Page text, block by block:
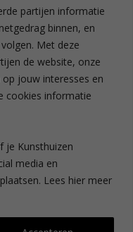
partijen informatie
binnen, en
Met deze
de website, onze
jouw interesses en
cookies informatie
je Kunsthuizen
media en
Lees hier meer
| Disclaimer|